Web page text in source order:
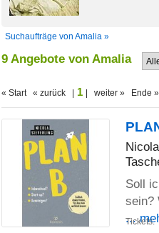
Suchaufträge von Amalia »
9 Angebote von Amalia
« Start « zurück | 1 | weiter » Ende »
Soll
sein?
...
Tickets: